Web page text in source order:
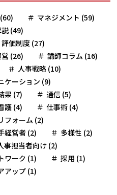
マネジメント (59)
(49)
評価制度 (27)
(26)
講師コラム (16)
人事戦略 (10)
ケーション (9)
果 (7)
通信 (5)
護 (4)
仕事術 (4)
フォーム (2)
経営者 (2)
多様性 (2)
事担当者向け (2)
ワーク (1)
採用 (1)
アップ (1)